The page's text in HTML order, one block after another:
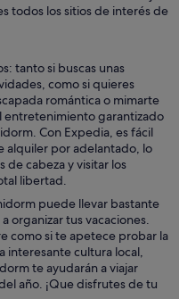
todos los sitios de interés de
tanto si buscas unas
como si quieres
romántica o mimarte
entretenimiento garantizado
Con Expedia, es fácil
alquiler por adelantado, lo
cabeza y visitar los
libertad.
puede llevar bastante
organizar tus vacaciones.
como si te apetece probar la
interesante cultura local,
te ayudarán a viajar
año. ¡Que disfrutes de tu